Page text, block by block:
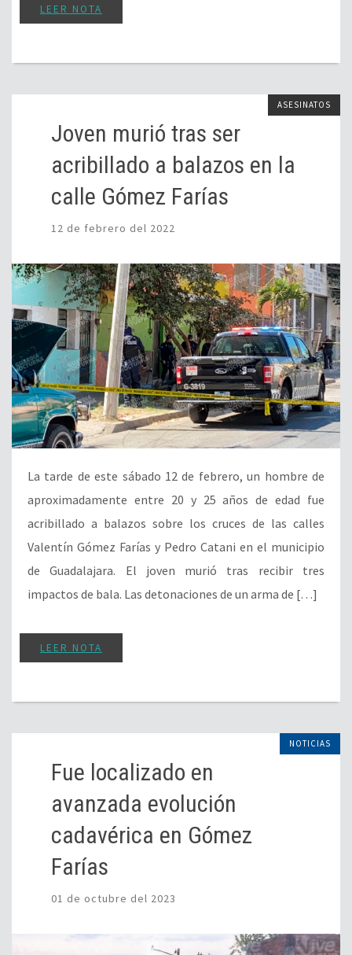
LEER NOTA
ASESINATOS
Joven murió tras ser
acribillado a balazos en la
calle Gómez Farías
12 de febrero del 2022
La tarde de este sábado 12 de febrero, un hombre de
aproximadamente entre 20 y 25 años de edad fue
acribillado a balazos sobre los cruces de las calles
Valentín Gómez Farías y Pedro Catani en el municipio
de Guadalajara. El joven murió tras recibir tres
impactos de bala. Las detonaciones de un arma de […]
LEER NOTA
NOTICIAS
Fue localizado en
avanzada evolución
cadavérica en Gómez
Farías
01 de octubre del 2023